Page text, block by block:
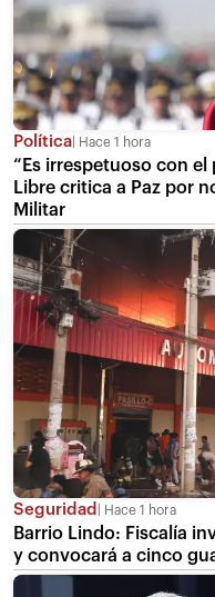
Política Hace 1 hora
“Es irrespetuoso con
Libre critica a Paz por
Militar
Seguridad Hace 1 hora
Barrio Lindo: Fiscalía
y convocará a cinco